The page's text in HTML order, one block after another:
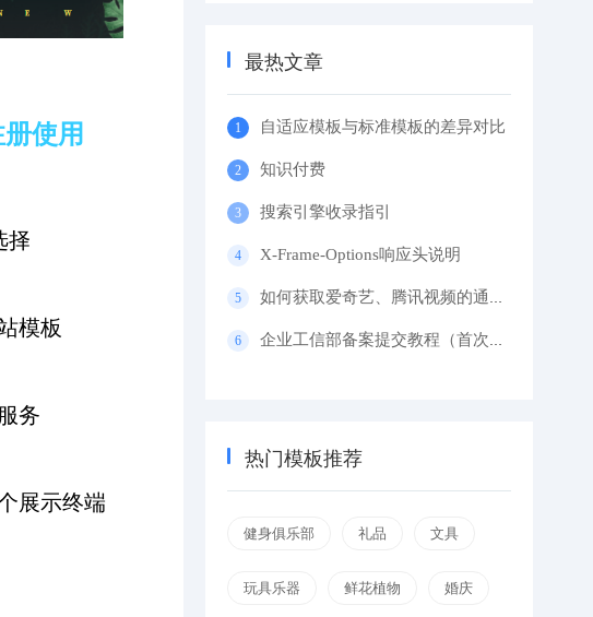
使用
择
模板
务
展示终端
最热文章
自适应模板与标准模板的差异对比
知识付费
搜索引擎收录指引
X-Frame-Options响应头说明
如何获取爱奇艺、腾讯视频的通用代码？
企业工信部备案提交教程（首次备案）
热门模板推荐
健身俱乐部 礼品 文具
玩具乐器 鲜花植物 婚庆